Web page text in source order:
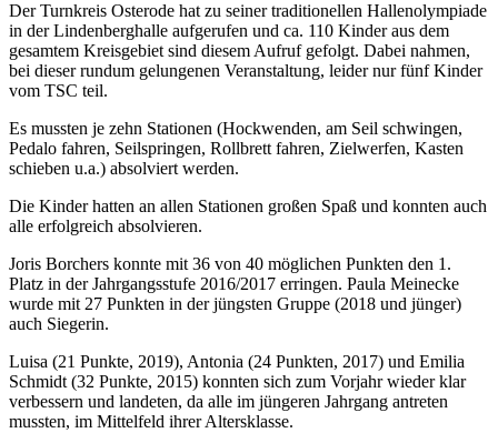
Der Turnkreis Osterode hat zu seiner traditionellen Hallenolympiade
in der Lindenberghalle aufgerufen und ca. 110 Kinder aus dem
gesamtem Kreisgebiet sind diesem Aufruf gefolgt. Dabei nahmen,
bei dieser rundum gelungenen Veranstaltung, leider nur fünf Kinder
vom TSC teil.
Es mussten je zehn Stationen (Hockwenden, am Seil schwingen,
Pedalo fahren, Seilspringen, Rollbrett fahren, Zielwerfen, Kasten
schieben u.a.) absolviert werden.
Die Kinder hatten an allen Stationen großen Spaß und konnten auch
alle erfolgreich absolvieren.
Joris Borchers konnte mit 36 von 40 möglichen Punkten den 1.
Platz in der Jahrgangsstufe 2016/2017 erringen. Paula Meinecke
wurde mit 27 Punkten in der jüngsten Gruppe (2018 und jünger)
auch Siegerin.
Luisa (21 Punkte, 2019), Antonia (24 Punkten, 2017) und Emilia
Schmidt (32 Punkte, 2015) konnten sich zum Vorjahr wieder klar
verbessern und landeten, da alle im jüngeren Jahrgang antreten
mussten, im Mittelfeld ihrer Altersklasse.